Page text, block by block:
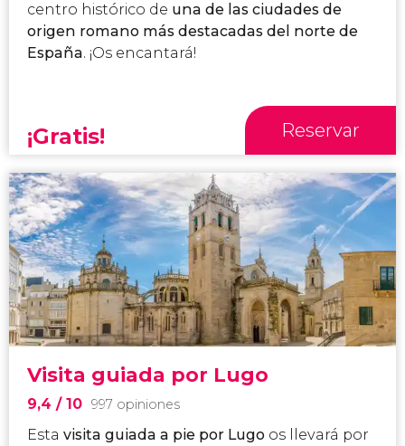
centro histórico de una de las ciudades de
origen romano más destacadas del norte de
España. ¡Os encantará!
¡Gratis! Reservar
Visita guiada por Lugo
9,4 / 10 997 opiniones
Esta visita guiada a pie por Lugo os llevará por